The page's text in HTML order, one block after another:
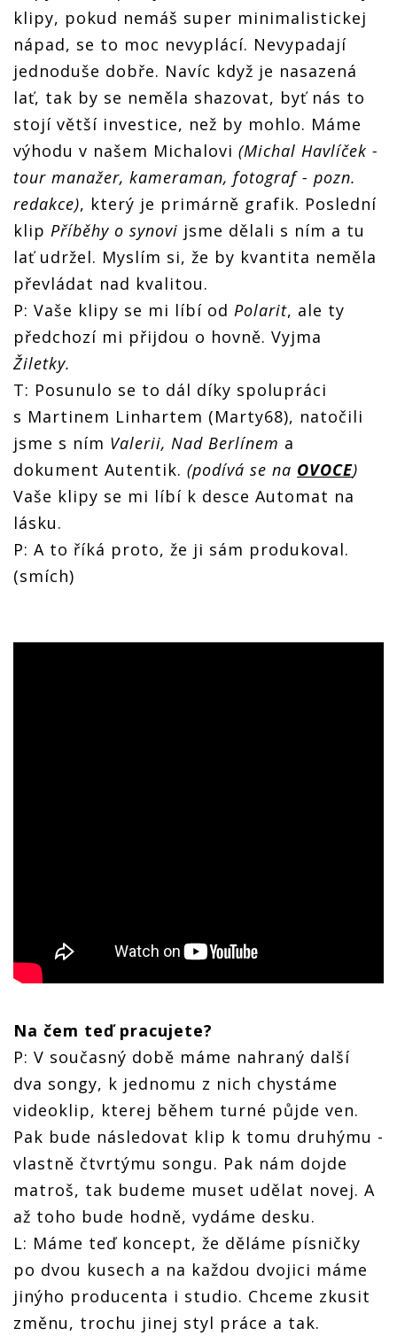
klipy, pokud nemáš super minimalistickej
nápad, se to moc nevyplácí. Nevypadají
jednoduše dobře. Navíc když je nasazená
lať, tak by se neměla shazovat, byť nás to
stojí větší investice, než by mohlo. Máme
výhodu v našem Michalovi (Michal Havlíček -
tour manažer, kameraman, fotograf - pozn.
redakce), který je primárně grafik. Poslední
klip Příběhy o synovi jsme dělali s ním a tu
lať udržel. Myslím si, že by kvantita neměla
převládat nad kvalitou.
P: Vaše klipy se mi líbí od Polarit, ale ty
předchozí mi přijdou o hovně. Vyjma
Žiletky.
T: Posunulo se to dál díky spolupráci
s Martinem Linhartem (Marty68), natočili
jsme s ním Valerii, Nad Berlínem a
dokument Autentik. (podívá se na OVOCE)
Vaše klipy se mi líbí k desce Automat na
lásku.
P: A to říká proto, že ji sám produkoval.
(smích)
Na čem teď pracujete?
P: V současný době máme nahraný další
dva songy, k jednomu z nich chystáme
videoklip, kterej během turné půjde ven.
Pak bude následovat klip k tomu druhýmu -
vlastně čtvrtýmu songu. Pak nám dojde
matroš, tak budeme muset udělat novej. A
až toho bude hodně, vydáme desku.
L: Máme teď koncept, že děláme písničky
po dvou kusech a na každou dvojici máme
jinýho producenta i studio. Chceme zkusit
změnu, trochu jinej styl práce a tak.